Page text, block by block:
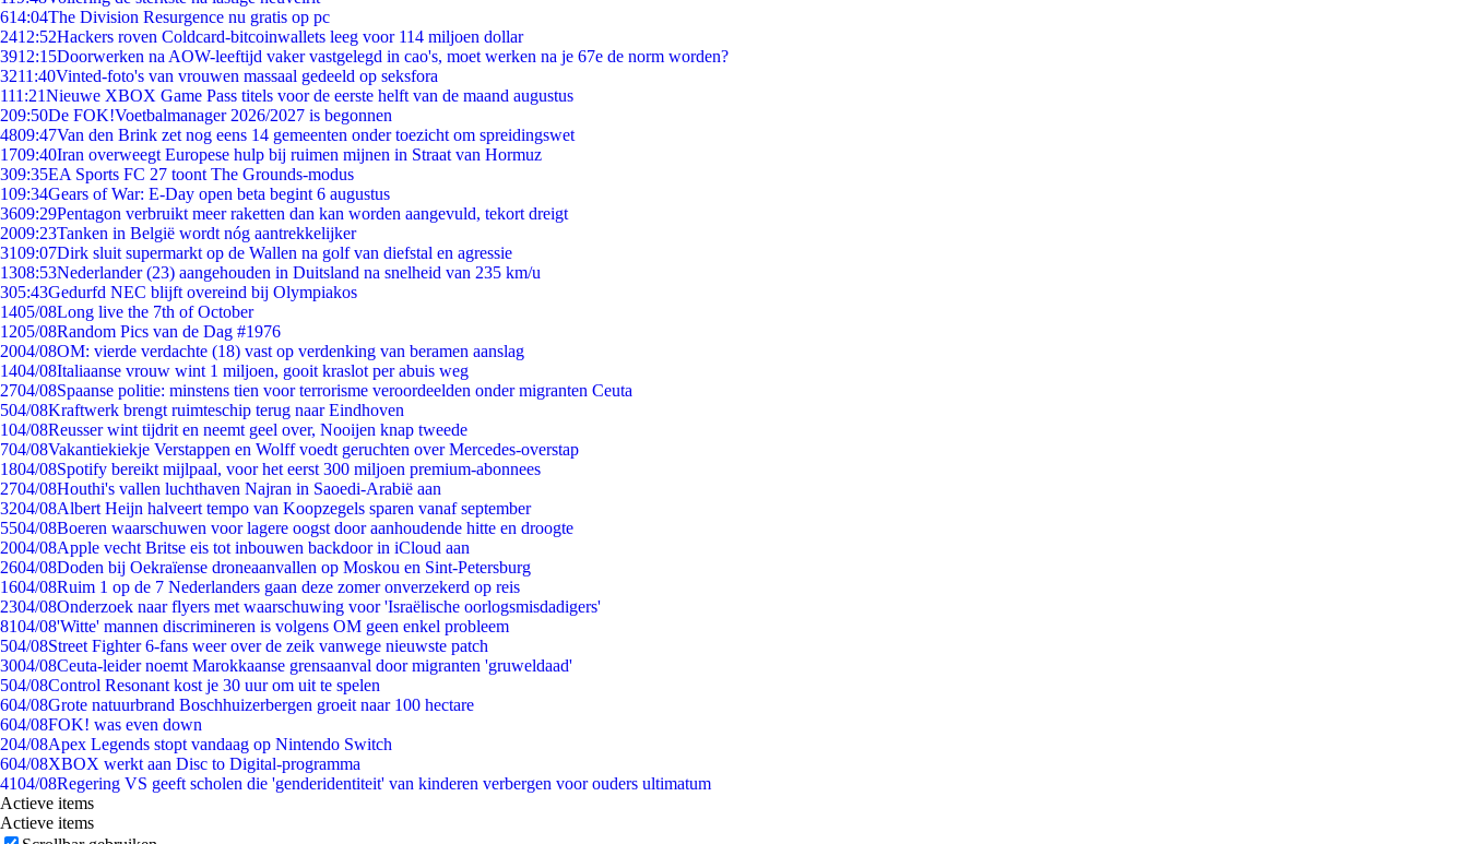
614:04The Division Resurgence nu gratis op pc
2412:52Hackers roven Coldcard-bitcoinwallets leeg voor 114 miljoen dollar
3912:15Doorwerken na AOW-leeftijd vaker vastgelegd in cao's, moet werken na je 67e de norm worden?
3211:40Vinted-foto's van vrouwen massaal gedeeld op seksfora
111:21Nieuwe XBOX Game Pass titels voor de eerste helft van de maand augustus
209:50De FOK!Voetbalmanager 2026/2027 is begonnen
4809:47Van den Brink zet nog eens 14 gemeenten onder toezicht om spreidingswet
1709:40Iran overweegt Europese hulp bij ruimen mijnen in Straat van Hormuz
309:35EA Sports FC 27 toont The Grounds-modus
109:34Gears of War: E-Day open beta begint 6 augustus
3609:29Pentagon verbruikt meer raketten dan kan worden aangevuld, tekort dreigt
2009:23Tanken in België wordt nóg aantrekkelijker
3109:07Dirk sluit supermarkt op de Wallen na golf van diefstal en agressie
1308:53Nederlander (23) aangehouden in Duitsland na snelheid van 235 km/u
305:43Gedurfd NEC blijft overeind bij Olympiakos
1405/08Long live the 7th of October
1205/08Random Pics van de Dag #1976
2004/08OM: vierde verdachte (18) vast op verdenking van beramen aanslag
1404/08Italiaanse vrouw wint 1 miljoen, gooit kraslot per abuis weg
2704/08Spaanse politie: minstens tien voor terrorisme veroordeelden onder migranten Ceuta
504/08Kraftwerk brengt ruimteschip terug naar Eindhoven
104/08Reusser wint tijdrit en neemt geel over, Nooijen knap tweede
704/08Vakantiekiekje Verstappen en Wolff voedt geruchten over Mercedes-overstap
1804/08Spotify bereikt mijlpaal, voor het eerst 300 miljoen premium-abonnees
2704/08Houthi's vallen luchthaven Najran in Saoedi-Arabië aan
3204/08Albert Heijn halveert tempo van Koopzegels sparen vanaf september
5504/08Boeren waarschuwen voor lagere oogst door aanhoudende hitte en droogte
2004/08Apple vecht Britse eis tot inbouwen backdoor in iCloud aan
2604/08Doden bij Oekraïense droneaanvallen op Moskou en Sint-Petersburg
1604/08Ruim 1 op de 7 Nederlanders gaan deze zomer onverzekerd op reis
2304/08Onderzoek naar flyers met waarschuwing voor 'Israëlische oorlogsmisdadigers'
8104/08'Witte' mannen discrimineren is volgens OM geen enkel probleem
504/08Street Fighter 6-fans weer over de zeik vanwege nieuwste patch
3004/08Ceuta-leider noemt Marokkaanse grensaanval door migranten 'gruweldaad'
504/08Control Resonant kost je 30 uur om uit te spelen
604/08Grote natuurbrand Boschhuizerbergen groeit naar 100 hectare
604/08FOK! was even down
204/08Apex Legends stopt vandaag op Nintendo Switch
604/08XBOX werkt aan Disc to Digital-programma
4104/08Regering VS geeft scholen die 'genderidentiteit' van kinderen verbergen voor ouders ultimatum
Actieve items
Actieve items